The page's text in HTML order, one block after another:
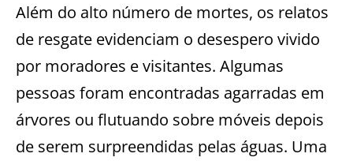
Além do alto número de mortes, os relatos
de resgate evidenciam o desespero vivido
por moradores e visitantes. Algumas
pessoas foram encontradas agarradas em
árvores ou flutuando sobre móveis depois
de serem surpreendidas pelas águas. Uma